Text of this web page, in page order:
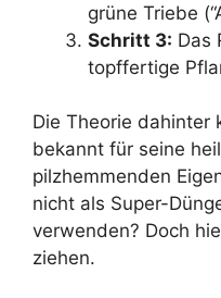
grüne Triebe
Schritt 3: Das
topffertige
Die Theorie dahinter
bekannt für seine
pilzhemmenden
nicht als Super-
verwenden? Doch
ziehen.